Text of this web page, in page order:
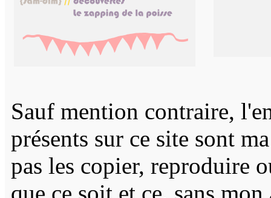
Sauf mention contraire,
présents sur ce site sont
pas les copier, reproduire